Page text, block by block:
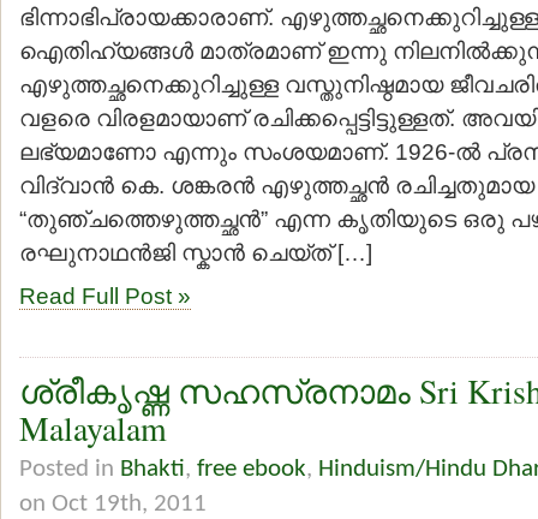
ഭിന്നാഭിപ്രായക്കാരാണ്.
ഐതിഹ്യങ്ങള്‍ മാത്രമാണ് ഇന്നു
എഴുത്തച്ഛനെക്കുറിച്ചുള്ള വസ്തുനിഷ്ഠമായ
വളരെ വിരളമായാണ് രചിക്കപ്പെട്ടിട്ടുള്ളത്.
ലഭ്യമാണോ എന്നും സംശയമാണ്. 1926-ല്‍
വിദ്വാന്‍ കെ. ശങ്കരന്‍ എഴുത്തച്ഛന്‍ രചിച്ചതുമായ
“തുഞ്ചത്തെഴുത്തച്ഛന്‍” എന്ന കൃതിയുടെ ഒരു
രഘുനാഥന്‍ജി സ്കാന്‍ ചെയ്ത് […]
Read Full Post »
ശ്രീകൃഷ്ണ സഹസ്രനാമം Sri Krishna
Malayalam
Posted in Bhakti, free ebook, Hinduism/Hindu
on Oct 19th, 2011